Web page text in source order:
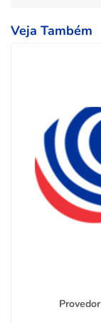
Veja Também